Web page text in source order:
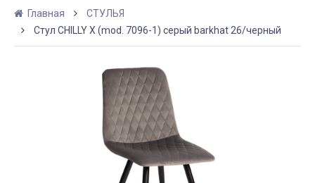
Главная
СТУЛЬЯ
Стул CHILLY X (mod. 7096-1) серый barkhat 26/черный